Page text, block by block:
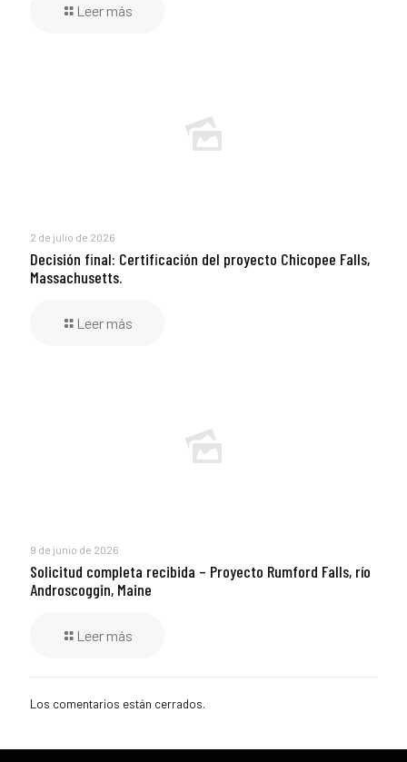
Leer más
2 de julio de 2026
Decisión final: Certificación del proyecto Chicopee Falls,
Massachusetts.
Leer más
9 de junio de 2026
Solicitud completa recibida – Proyecto Rumford Falls, río
Androscoggin, Maine
Leer más
Los comentarios están cerrados.